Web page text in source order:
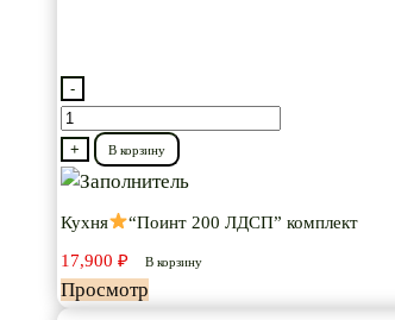
-
Количество
товара
Кухня
“Поинт
200
ЛДСП”
+ В корзину
Кухня “Поинт 200 ЛДСП” комплект
17,900 ₽ В корзину
Просмотр